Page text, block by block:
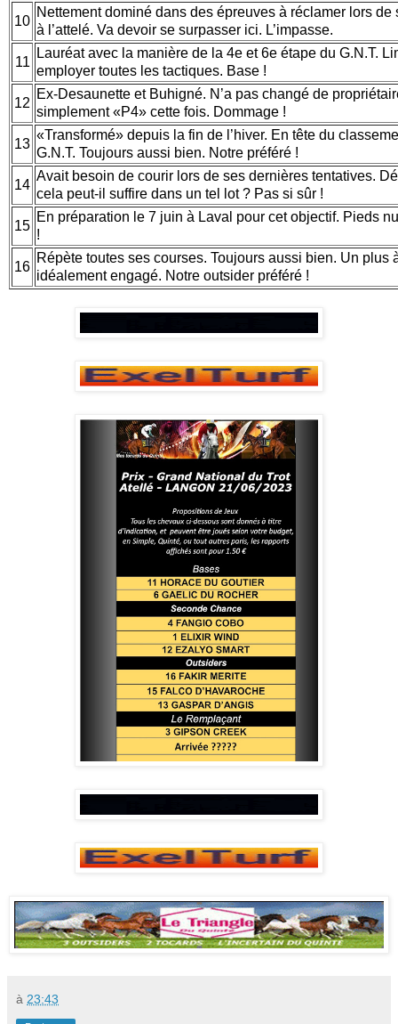
10
Nettement dominé dans des épreuves à réclamer lors
à l’attelé. Va devoir se surpasser ici. L’impasse.
11
Lauréat avec la manière de la 4e et 6e étape du G.N.T.
employer toutes les tactiques. Base !
12
Ex-Desaunette et Buhigné. N’a pas changé de
simplement «P4» cette fois. Dommage !
13
«Transformé» depuis la fin de l’hiver. En tête du
G.N.T. Toujours aussi bien. Notre préféré !
14
Avait besoin de courir lors de ses dernières tentatives.
cela peut-il suffire dans un tel lot ? Pas si sûr !
15
En préparation le 7 juin à Laval pour cet objectif. Pieds
!
16
Répète toutes ses courses. Toujours aussi bien. Un plus
idéalement engagé. Notre outsider préféré !
à 23:43